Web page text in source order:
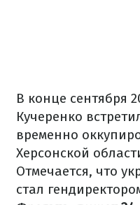
В конце сентября
Кучеренко
временно
Херсонской
Отмечается, что
стал